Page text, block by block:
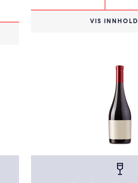
VIS INNHOLD